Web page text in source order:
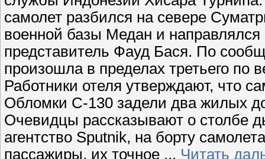
самолет разбился на севере
военной базы Медан и направлялся
представитель Фауд Бася. По
произошла в пределах третьего по
Работники отеля утверждают, что
Обломки C-130 задели два жилых
Очевидцы рассказывают о столбе
агентство Sputnik, на борту
пассажиры, их точное ... Читать